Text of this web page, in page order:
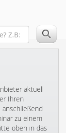
aktuell
Ihren
zu einem
oben in das